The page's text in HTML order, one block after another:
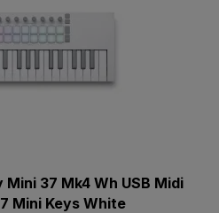
37 Mk4 Wh USB Midi
Mini Keys White